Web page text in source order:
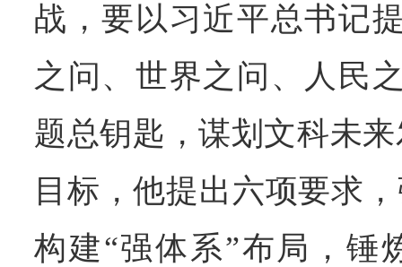
战，要以习近平总书记
之问、世界之问、人民
题总钥匙，谋划文科未
目标，他提出六项要求
构建“强体系”布局，锤